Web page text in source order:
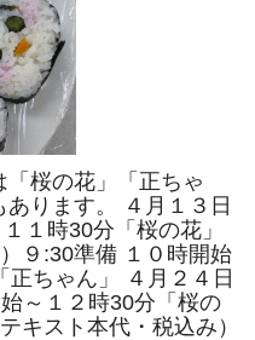
「桜の花」「正ちゃ
ります。 ４月１３日
１時30分「桜の花」
９:30準備 １０時開始
ちゃん」 ４月２４日
～１２時30分「桜の
キスト本代・税込み）